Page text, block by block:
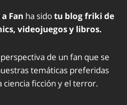
Fan ha sidotu blog friki de
videojuegos y libros.
de un fan que se
temáticas preferidas
ciencia ficción y el terror.